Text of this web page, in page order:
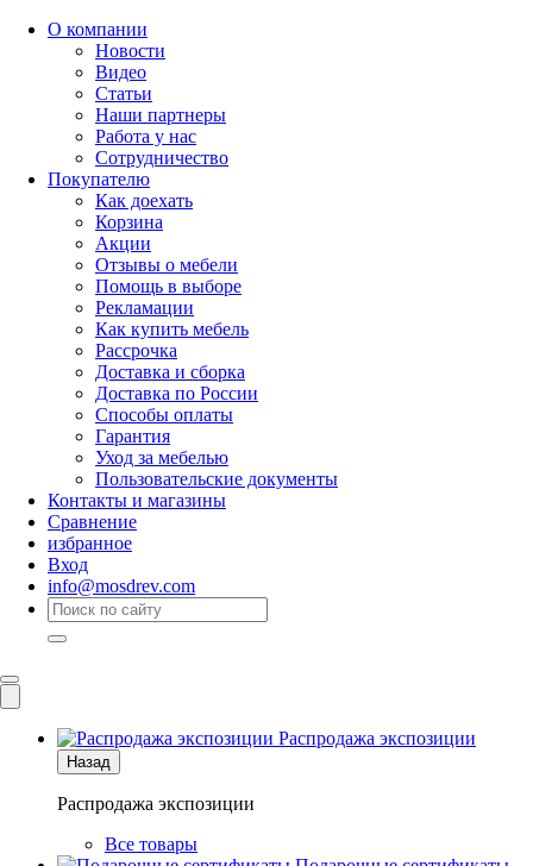
О компании
Новости
Видео
Статьи
Наши партнеры
Работа у нас
Сотрудничество
Покупателю
Как доехать
Корзина
Акции
Отзывы о мебели
Помощь в выборе
Рекламации
Как купить мебель
Рассрочка
Доставка и сборка
Доставка по России
Способы оплаты
Гарантия
Уход за мебелью
Пользовательские документы
Контакты и магазины
Сравнение
избранное
Вход
info@mosdrev.com
Распродажа экспозиции
Назад
Распродажа экспозиции
Все товары